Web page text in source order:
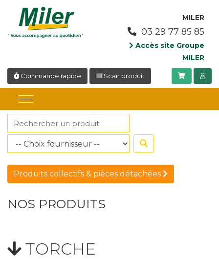
MILER
03 29 77 85 85
Accès site Groupe
MILER
Commande rapide Scan produit
Produits collectifs & pièces détachées
NOS PRODUITS
TORCHE
Panneau de gestion des cookies